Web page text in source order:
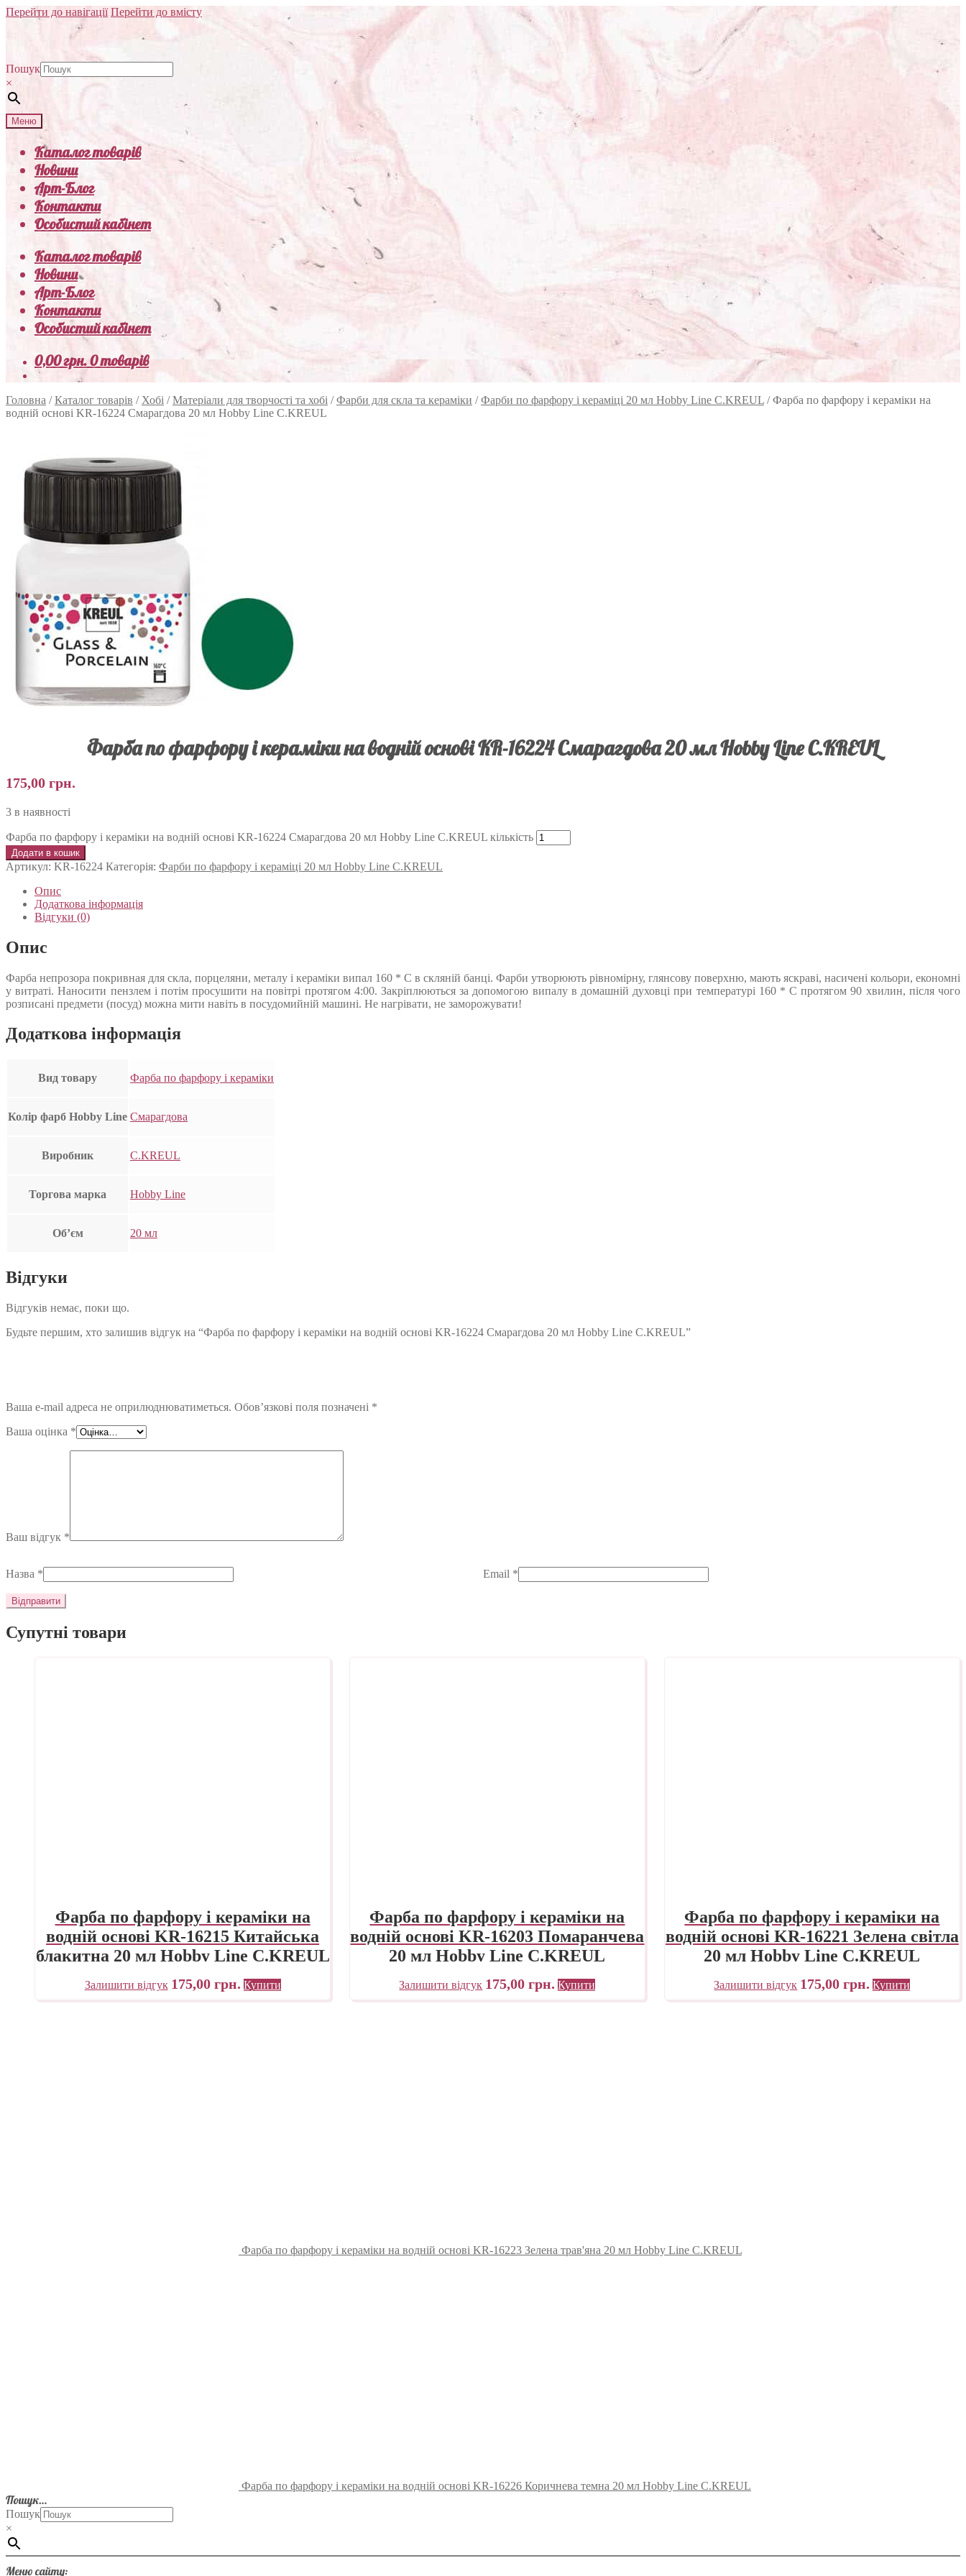
Перейти до навігації Перейти до вмісту
Пошук
×
Меню
Каталог товарів
Новини
Арт-Блог
Контакти
Особистий кабінет
Каталог товарів
Новини
Арт-Блог
Контакти
Особистий кабінет
0,00грн.0 товарів
Головна /Каталог товарів / Хобі /Матеріали для творчості та хобі /Фарби для скла та кераміки /Фарби по фарфору і кераміці 20 мл Hobby Line C.KREUL /Фарба по фарфору і кераміки на
водній основі KR-16224 Смарагдова 20 мл Hobby Line C.KREUL
Фарба по фарфору і кераміки на водній основі KR-16224 Смарагдова 20 мл Hobby Line C.KREUL
175,00 грн.
3 в наявності
Фарба по фарфору і кераміки на водній основі KR-16224 Смарагдова 20 мл Hobby Line C.KREUL кількість
Додати в кошик
Артикул: KR-16224 Категорія: Фарби по фарфору і кераміці 20 мл Hobby Line C.KREUL
Опис
Додаткова інформація
Відгуки (0)
Опис
Фарба непрозора покривная для скла, порцеляни, металу і кераміки випал 160 * С в скляній банці. Фарби утворюють рівномірну, глянсову поверхню, мають яскраві, насичені кольори, економні
у витраті. Наносити пензлем і потім просушити на повітрі протягом 4:00. Закріплюються за допомогою випалу в домашній духовці при температурі 160 * C протягом 90 хвилин, після чого
розписані предмети (посуд) можна мити навіть в посудомийній машині. Не нагрівати, не заморожувати!
Додаткова інформація
Вид товару Фарба по фарфору і кераміки
Колір фарб Hobby Line Смарагдова
Виробник C.KREUL
Торгова марка Hobby Line
Об’єм 20 мл
Відгуки
Відгуків немає, поки що.
Будьте першим, хто залишив відгук на “Фарба по фарфору і кераміки на водній основі KR-16224 Смарагдова 20 мл Hobby Line C.KREUL”
Ваша e-mail адреса не оприлюднюватиметься. Обов’язкові поля позначені *
Ваша оцінка *
Ваш відгук *
Назва * Email *
Супутні товари
Фарба по фарфору і кераміки на
водній основі KR-16215 Китайська
блакитна 20 мл Hobby Line C.KREUL
Залишити відгук 175,00 грн. Купити
Фарба по фарфору і кераміки на
водній основі KR-16203 Помаранчева
20 мл Hobby Line C.KREUL
Залишити відгук 175,00грн. Купити
Фарба по фарфору і кераміки на
водній основі KR-16221 Зелена світла
20 мл Hobby Line C.KREUL
Залишити відгук 175,00грн. Купити
Фарба по фарфору і кераміки на водній основі KR-16223 Зелена трав'яна 20 мл Hobby Line C.KREUL
Фарба по фарфору і кераміки на водній основі KR-16226 Коричнева темна 20 мл Hobby Line C.KREUL
Пошук…
Пошук
×
Меню сайту: